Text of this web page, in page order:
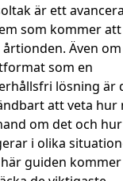
är ett
som kommer
årtionden. Även
som en
lösning är
att veta hur
om det och
i olika
guiden